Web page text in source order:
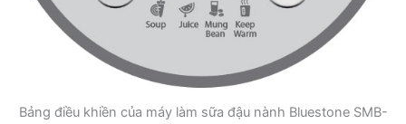
Bảng điều khiền của máy làm sữa đậu nành Bluestone SMB-